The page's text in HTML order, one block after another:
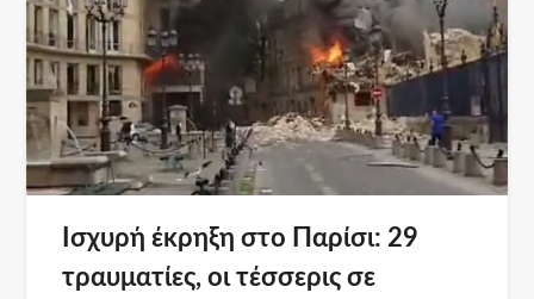
Ισχυρή έκρηξη στο Παρίσι: 29
τραυματίες, οι τέσσερις σε